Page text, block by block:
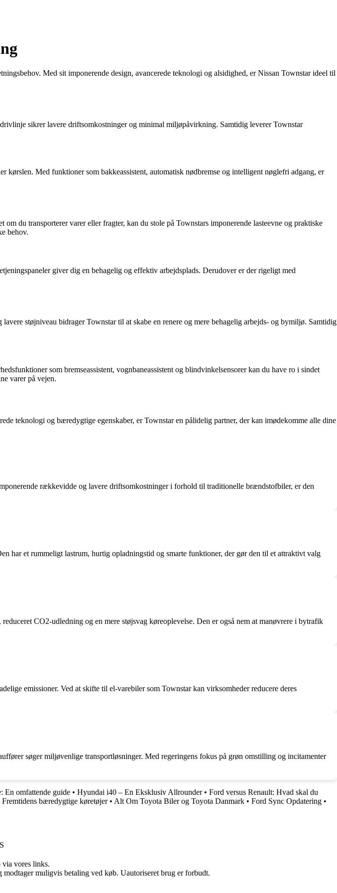
Med sit imponerende design, avancerede teknologi og alsidighed, er Nissan Townstar ideel til
sikrer lavere driftsomkostninger og minimal miljøpåvirkning. Samtidig leverer Townstar
Med funktioner som bakkeassistent, automatisk nødbremse og intelligent nøglefri adgang, er
du transporterer varer eller fragter, kan du stole på Townstars imponerende lasteevne og praktiske
behov.
giver dig en behagelig og effektiv arbejdsplads. Derudover er der rigeligt med
støjniveau bidrager Townstar til at skabe en renere og mere behagelig arbejds- og bymiljø. Samtidig
som bremseassistent, vognbaneassistent og blindvinkelsensorer kan du have ro i sindet
varer på vejen.
teknologi og bæredygtige egenskaber, er Townstar en pålidelig partner, der kan imødekomme alle dine
rækkevidde og lavere driftsomkostninger i forhold til traditionelle brændstofbiler, er den
har et rummeligt lastrum, hurtig opladningstid og smarte funktioner, der gør den til et attraktivt valg
CO2-udledning og en mere støjsvag køreoplevelse. Den er også nem at manøvrere i bytrafik
emissioner. Ved at skifte til el-varebiler som Townstar kan virksomheder reducere deres
søger miljøvenlige transportløsninger. Med regeringens fokus på grøn omstilling og incitamenter
En omfattende guide • Hyundai i40 – En Eksklusiv Allrounder• Ford versus Renault: Hvad skal du
bæredygtige køretøjer• Alt Om Toyota Biler og Toyota Danmark • Ford Sync Opdatering •
vores links.
muligvis betaling ved køb. Uautoriseret brug er forbudt.